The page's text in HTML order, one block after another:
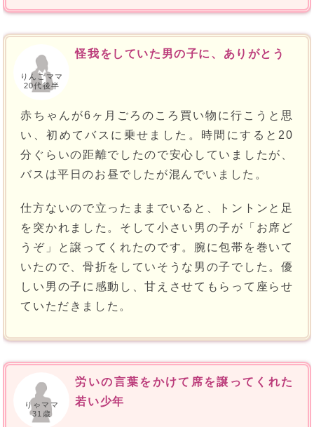
りんごママ
20代後半
怪我をしていた男の子に、ありがとう
赤ちゃんが6ヶ月ごろのころ買い物に行こうと思
い、初めてバスに乗せました。時間にすると20
分ぐらいの距離でしたので安心していましたが、
バスは平日のお昼でしたが混んでいました。
仕方ないので立ったままでいると、トントンと足
を突かれました。そして小さい男の子が「お席ど
うぞ」と譲ってくれたのです。腕に包帯を巻いて
いたので、骨折をしていそうな男の子でした。優
しい男の子に感動し、甘えさせてもらって座らせ
ていただきました。
りゃママ
31歳
労いの言葉をかけて席を譲ってくれた
若い少年